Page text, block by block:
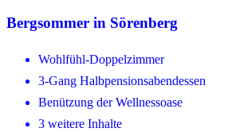
Bergsommer in Sörenberg
Wohlfühl-Doppelzimmer
3-Gang Halbpensionsabendessen
Benützung der Wellnessoase
3 weitere Inhalte